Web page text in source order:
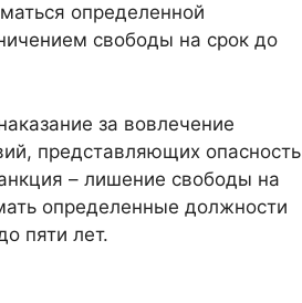
определенной
свободы на срок до
за вовлечение
представляющих опасность
– лишение свободы на
определенные должности
пяти лет.